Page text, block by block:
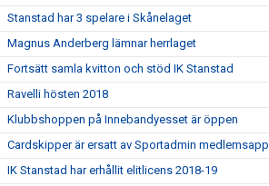
Stanstad har 3 spelare i Skånelaget
Magnus Anderberg lämnar herrlaget
Fortsätt samla kvitton och stöd IK Stanstad
Ravelli hösten 2018
Klubbshoppen på Innebandyesset är öppen
Cardskipper är ersatt av Sportadmin medlemsapp
IK Stanstad har erhållit elitlicens 2018-19